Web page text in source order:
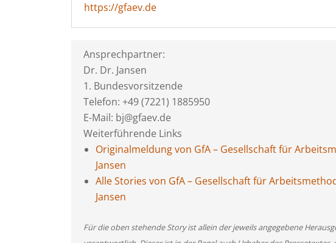
https://gfaev.de
Ansprechpartner:
Dr. Dr. Jansen
1. Bundesvorsitzende
Telefon: +49 (7221) 1885950
E-Mail: bj@gfaev.de
Weiterführende Links
Originalmeldung von GfA – Gesellschaft für
Jansen
Alle Stories von GfA – Gesellschaft für
Jansen
Für die oben stehende Story ist allein der jeweils angegebene